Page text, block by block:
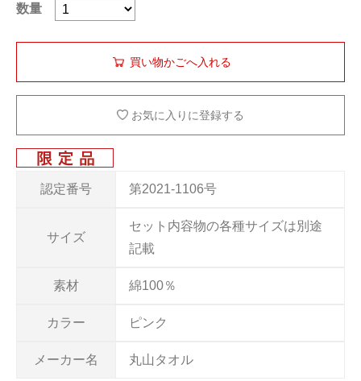
認定番号 第2021-1106号
サイズ
セット内容物の各種サイズは別途
記載
素材 綿100％
カラー ピンク
メーカー名 丸山タオル
数量
お気に入りに登録する